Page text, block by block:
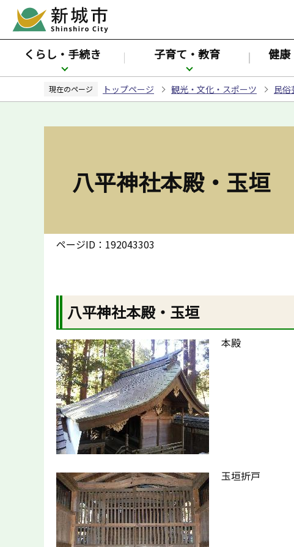
ペ
ジ
先
くらし・手続き 子育て・教育 健康
現在のページ トップページ 観光・文化・スポーツ 民
八平神社本殿・玉垣
ページID：192043303
八平神社本殿・玉垣
本殿
玉垣折戸